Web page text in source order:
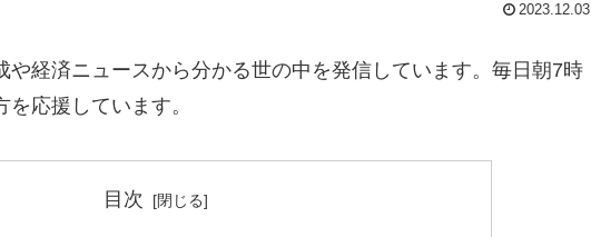
2023.12.03
や経済ニュースから分かる世の中を発信しています。毎日朝7時
応援しています。
目次